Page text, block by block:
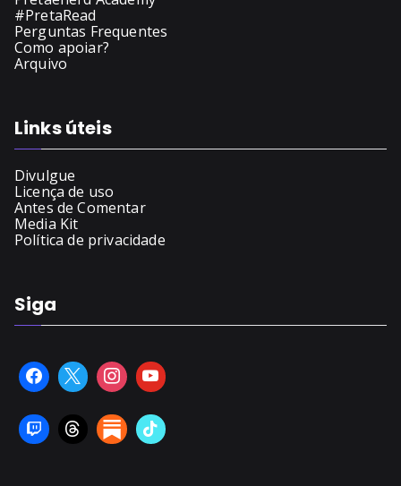
#PretaRead
Perguntas Frequentes
Como apoiar?
Arquivo
Links úteis
Divulgue
Licença de uso
Antes de Comentar
Media Kit
Política de privacidade
Siga